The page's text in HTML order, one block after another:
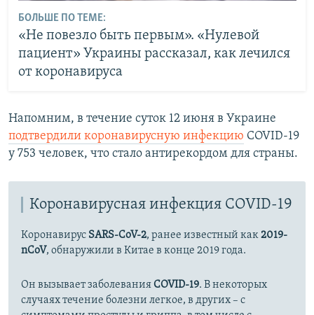
БОЛЬШЕ ПО ТЕМЕ:
«Не повезло быть первым». «Нулевой
пациент» Украины рассказал, как лечился
от коронавируса
Напомним, в течение суток 12 июня в Украине
подтвердили коронавирусную инфекцию COVID-19
у 753 человек, что стало антирекордом для страны.
Коронавирусная инфекция COVID-19
Коронавирус SARS-CoV-2, ранее известный как2019-
nCoV, обнаружили в Китае в конце 2019 года.
Он вызывает заболеванияCOVID-19. В некоторых
случаях течение болезни легкое, в других – с